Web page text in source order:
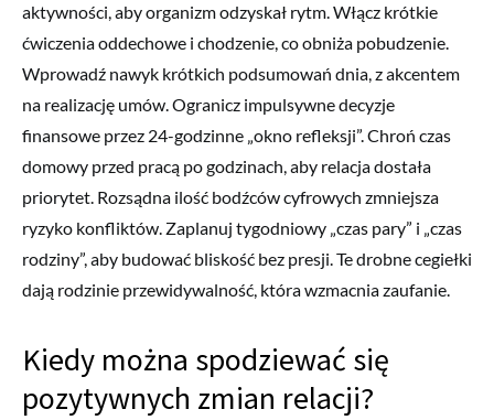
aktywności, aby organizm odzyskał rytm. Włącz krótkie
ćwiczenia oddechowe i chodzenie, co obniża pobudzenie.
Wprowadź nawyk krótkich podsumowań dnia, z akcentem
na realizację umów. Ogranicz impulsywne decyzje
finansowe przez 24-godzinne „okno refleksji”. Chroń czas
domowy przed pracą po godzinach, aby relacja dostała
priorytet. Rozsądna ilość bodźców cyfrowych zmniejsza
ryzyko konfliktów. Zaplanuj tygodniowy „czas pary” i „czas
rodziny”, aby budować bliskość bez presji. Te drobne cegiełki
dają rodzinie przewidywalność, która wzmacnia zaufanie.
Kiedy można spodziewać się
pozytywnych zmian relacji?